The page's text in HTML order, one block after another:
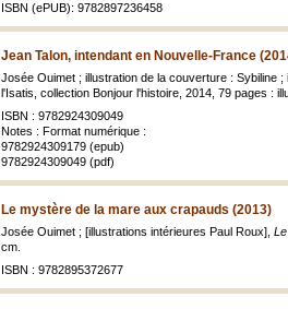
ISBN (ePUB): 9782897236458
Jean Talon, intendant en Nouvelle-France
Josée Ouimet ; illustration de la couverture : Sybiline ;
l'Isatis, collection Bonjour l'histoire, 2014, 79 pages :
ISBN : 9782924309049
Notes : Format numérique :
9782924309179 (epub)
9782924309049 (pdf)
Le mystère de la mare aux crapauds (2013)
Josée Ouimet ; [illustrations intérieures Paul Roux],
cm.
ISBN : 9782895372677